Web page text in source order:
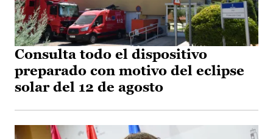
Consulta todo el dispositivo
preparado con motivo del eclipse
solar del 12 de agosto